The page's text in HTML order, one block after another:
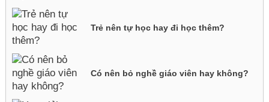
Trẻ nên tự học hay đi học thêm?
Có nên bỏ nghề giáo viên hay không?